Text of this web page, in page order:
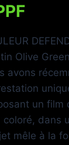
Olive
avons
un film
coloré, dans
mêle à la